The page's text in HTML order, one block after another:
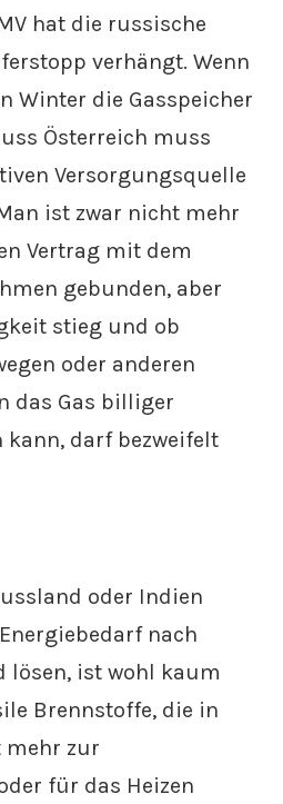
hat die russische
verhängt. Wenn
Winter die Gasspeicher
Österreich muss
Versorgungsquelle
ist zwar nicht mehr
Vertrag mit dem
gebunden, aber
stieg und ob
oder anderen
das Gas billiger
darf bezweifelt
oder Indien
nach
lösen, ist wohl kaum
Brennstoffe, die in
mehr zur
für das Heizen